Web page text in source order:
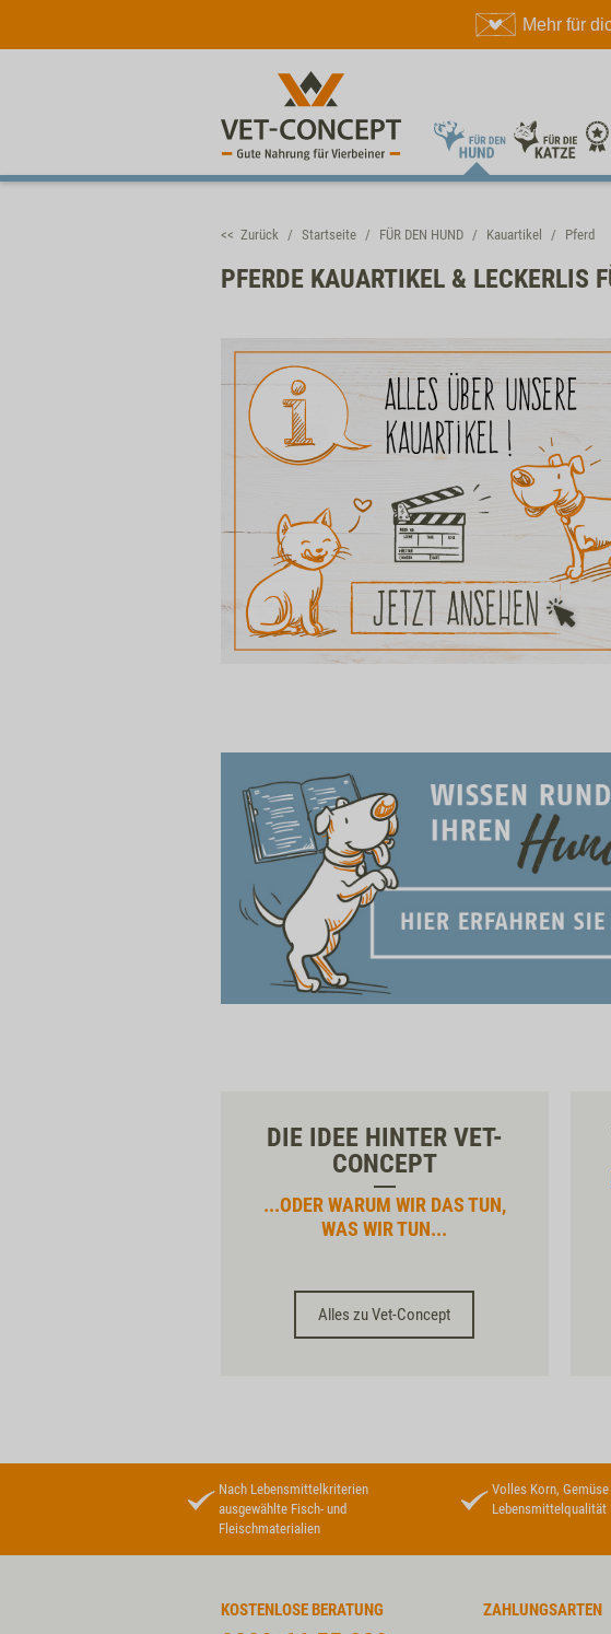
Mehr für
<< Zurück Startseite FÜR DEN HUND Kauartikel Pferd
PFERDE KAUARTIKEL & LECKERLIS
DIE IDEE HINTER VET-
CONCEPT
...ODER WARUM WIR DAS TUN,
WAS WIR TUN...
Alles zu Vet-Concept
Nach Lebensmittelkriterien
ausgewählte Fisch- und
Fleischmaterialien
Volles Korn,
Lebensmittelqualität
KOSTENLOSE BERATUNG
ZAHLUNGSARTEN